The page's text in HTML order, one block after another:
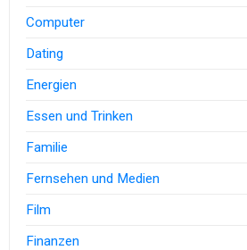
Computer
Dating
Energien
Essen und Trinken
Familie
Fernsehen und Medien
Film
Finanzen